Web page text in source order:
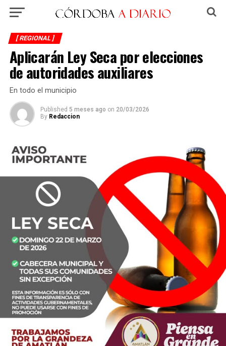
[ REGIONAL ]
Aplicarán Ley Seca por elecciones
de autoridades auxiliares
En todo el municipio
Published 5 meses ago on 20/03/2026
By Redaccion